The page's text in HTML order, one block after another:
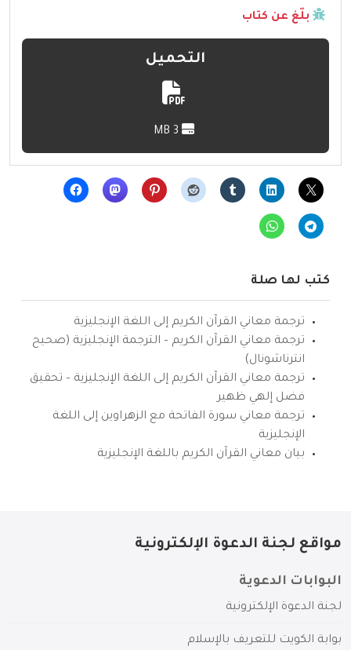
بلّغ عن كتاب
التحميل
كتب لها صلة
ترجمة معاني القرآن الكريم إلى اللغة الإنجليزية
ترجمة معاني القرآن الكريم – الترجمة الإنجليزية (صحيح
انترناشونال)
ترجمة معاني القرآن الكريم إلى اللغة الإنجليزية – تحقيق
فضل إلهي ظهير
ترجمة معاني سورة الفاتحة مع الزهراوين إلى اللغة
الإنجليزية
بيان معاني القرآن الكريم باللغة الإنجليزية
مواقع لجنة الدعوة الإلكترونية
البوابات الدعوية
لجنة الدعوة الإلكترونية
بوابة الكويت للتعريف بالإسلام